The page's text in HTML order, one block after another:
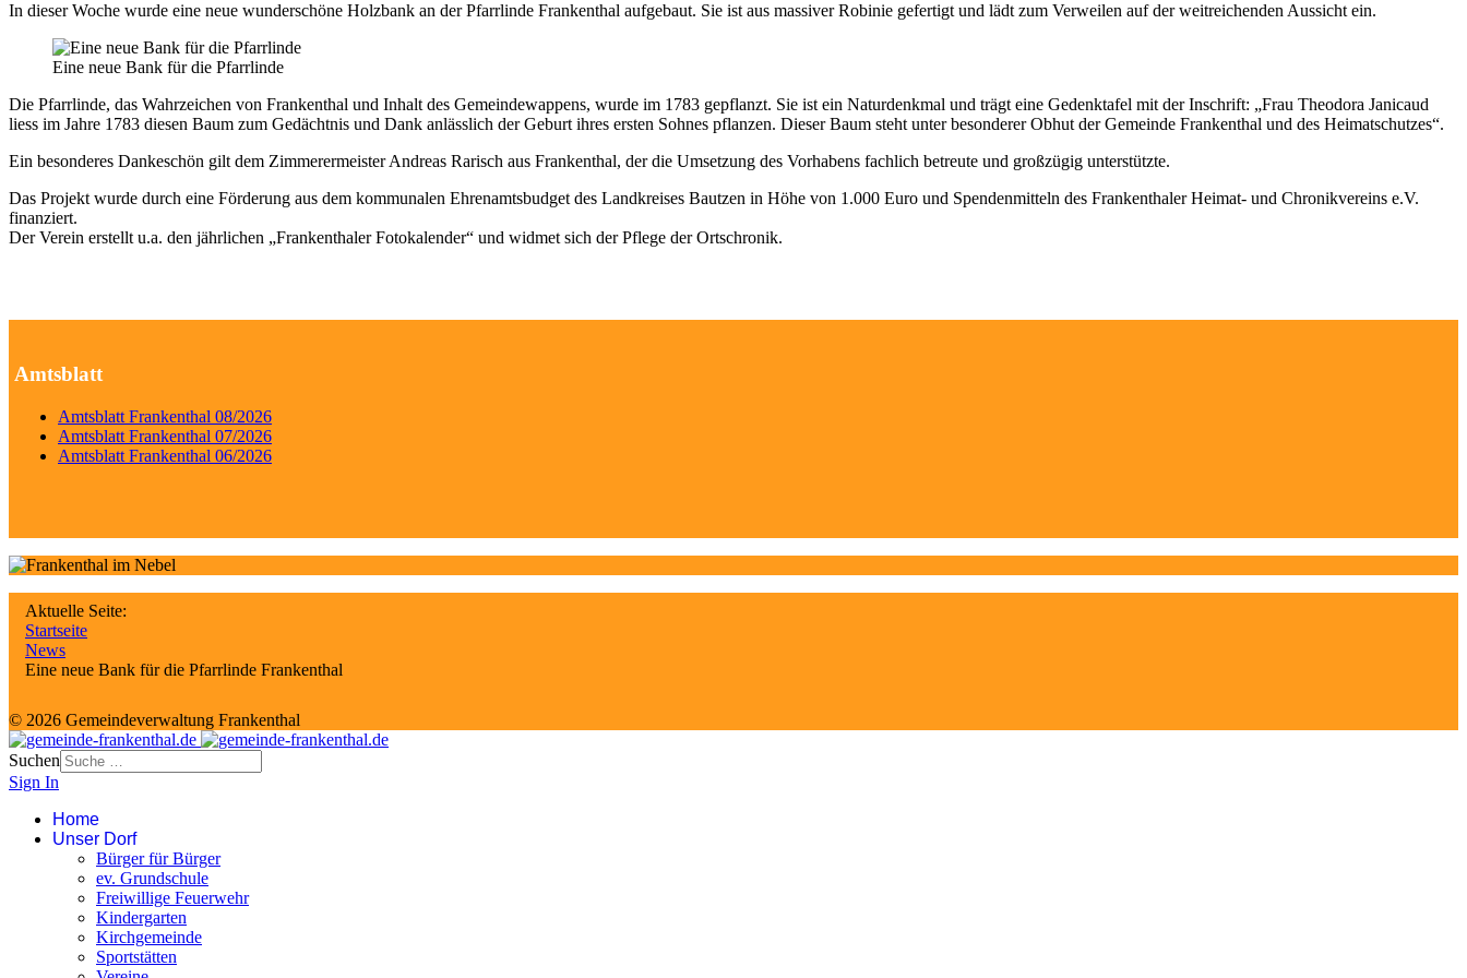
In dieser Woche wurde eine neue wunderschöne Holzbank an der Pfarrlinde Frankenthal aufgebaut. Sie ist aus massiver Robinie gefertigt und lädt zum Verweilen auf der weitreichenden Aussicht ein.
Eine neue Bank für die Pfarrlinde
Die Pfarrlinde, das Wahrzeichen von Frankenthal und Inhalt des Gemeindewappens, wurde im 1783 gepflanzt. Sie ist ein Naturdenkmal und trägt eine Gedenktafel mit der Inschrift: „Frau Theodora Janicaud
liess im Jahre 1783 diesen Baum zum Gedächtnis und Dank anlässlich der Geburt ihres ersten Sohnes pflanzen. Dieser Baum steht unter besonderer Obhut der Gemeinde Frankenthal und des Heimatschutzes“.
Ein besonderes Dankeschön gilt dem Zimmerermeister Andreas Rarisch aus Frankenthal, der die Umsetzung des Vorhabens fachlich betreute und großzügig unterstützte.
Das Projekt wurde durch eine Förderung aus dem kommunalen Ehrenamtsbudget des Landkreises Bautzen in Höhe von 1.000 Euro und Spendenmitteln des Frankenthaler Heimat- und Chronikvereins e.V.
finanziert.
Der Verein erstellt u.a. den jährlichen „Frankenthaler Fotokalender“ und widmet sich der Pflege der Ortschronik.
Amtsblatt
Amtsblatt Frankenthal 08/2026
Amtsblatt Frankenthal 07/2026
Amtsblatt Frankenthal 06/2026
Aktuelle Seite:
Startseite
News
Eine neue Bank für die Pfarrlinde Frankenthal
© 2026 Gemeindeverwaltung Frankenthal
Suchen
Sign In
Home
Unser Dorf
Bürger für Bürger
ev. Grundschule
Freiwillige Feuerwehr
Kindergarten
Kirchgemeinde
Sportstätten